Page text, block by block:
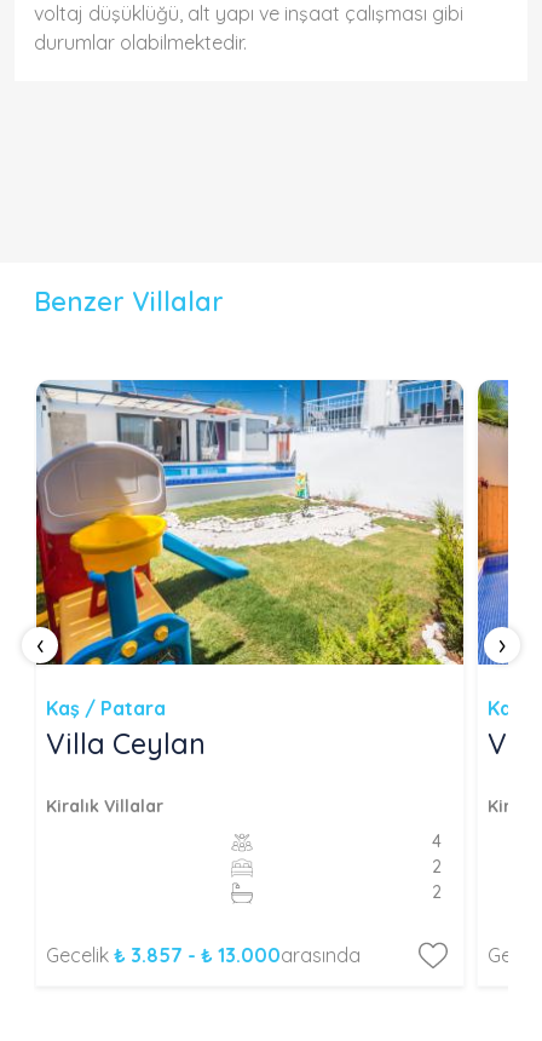
voltaj düşüklüğü, alt yapı ve inşaat çalışması gibi
durumlar olabilmektedir.
Benzer Villalar
Kaş / Patara
Villa Ceylan
Kiralık Villalar
4
2
2
Gecelik ₺ 3.857 - ₺ 13.000arasında
Kaş
‹ ›